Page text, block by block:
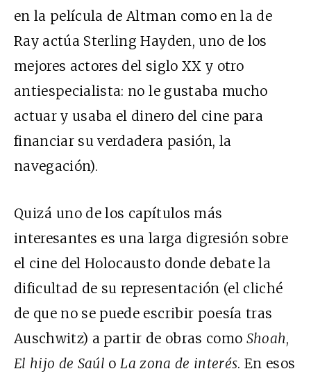
en la película de Altman como en la de
Ray actúa Sterling Hayden, uno de los
mejores actores del siglo XX y otro
antiespecialista: no le gustaba mucho
actuar y usaba el dinero del cine para
financiar su verdadera pasión, la
navegación).
Quizá uno de los capítulos más
interesantes es una larga digresión sobre
el cine del Holocausto donde debate la
dificultad de su representación (el cliché
de que no se puede escribir poesía tras
Auschwitz) a partir de obras como Shoah,
El hijo de Saúl oLa zona de interés. En esos